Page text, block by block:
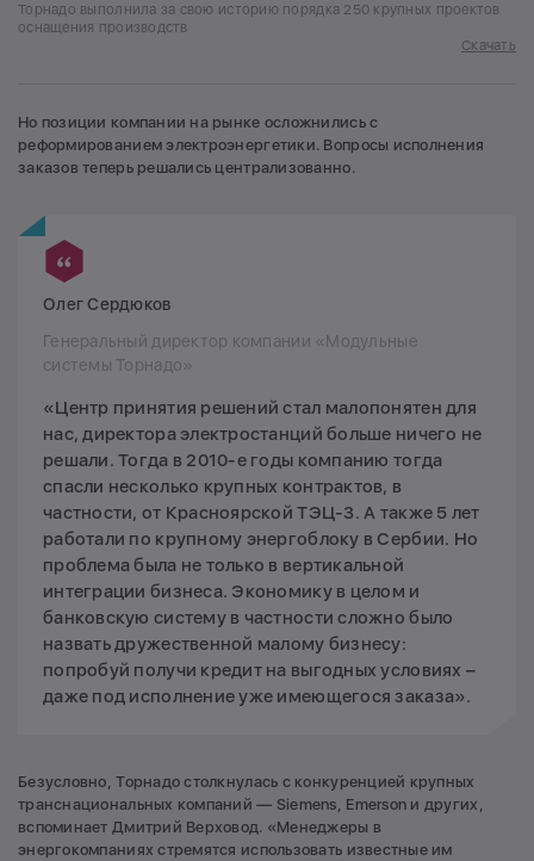
Торнадо выполнила за свою историю порядка 250 крупных проектов
оснащения производств
Скачать
Но позиции компании на рынке осложнились с
реформированием электроэнергетики. Вопросы исполнения
заказов теперь решались централизованно.
Олег Сердюков
Генеральный директор компании «Модульные
системы Торнадо»
«Центр принятия решений стал малопонятен для
нас, директора электростанций больше ничего не
решали. Тогда в 2010-е годы компанию тогда
спасли несколько крупных контрактов, в
частности, от Красноярской ТЭЦ-3. А также 5 лет
работали по крупному энергоблоку в Сербии. Но
проблема была не только в вертикальной
интеграции бизнеса. Экономику в целом и
банковскую систему в частности сложно было
назвать дружественной малому бизнесу:
попробуй получи кредит на выгодных условиях –
даже под исполнение уже имеющегося заказа».
Безусловно, Торнадо столкнулась с конкуренцией крупных
транснациональных компаний — Siemens, Emerson и других,
вспоминает Дмитрий Верховод. «Менеджеры в
энергокомпаниях стремятся использовать известные им